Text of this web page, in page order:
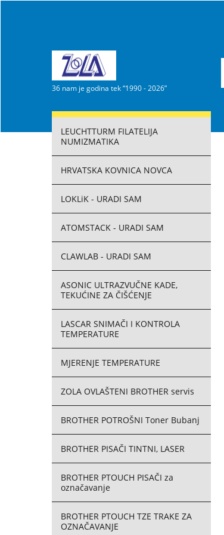
36 nam je godina tek “1990 - 2026”
LEUCHTTURM FILATELIJA
NUMIZMATIKA
HRVATSKA KOVNICA NOVCA
LOKLiK - URADI SAM
ATOMSTACK - URADI SAM
CLAWLAB - URADI SAM
ASONIC ULTRAZVUČNE KADE,
TEKUĆINE ZA ČIŠĆENJE
LASCAR SNIMAČI I KONTROLA
TEMPERATURE
MJERENJE TEMPERATURE
ZOLA OVLAŠTENI BROTHER servis
BROTHER POTROŠNI Toner Bubanj
BROTHER PISAČI TINTNI, LASER
BROTHER PTOUCH PISAČI za
označavanje
BROTHER PTOUCH TZE TRAKE ZA
OZNAČAVANJE